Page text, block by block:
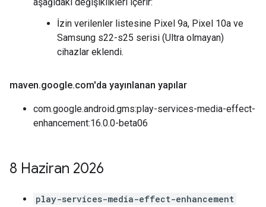
İzin verilenler listesine Pixel 9a, Pixel 10a ve
Samsung s22-s25 serisi (Ultra olmayan)
cihazlar eklendi.
maven.google.com'da yayınlanan yapılar
com.google.android.gms:play-services-media-effect-
enhancement:16.0.0-beta06
8 Haziran 2026
play-services-media-effect-enhancement